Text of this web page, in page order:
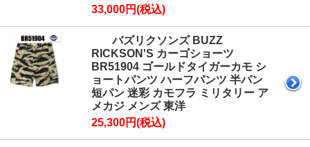
33,000円(税込)
バズリクソンズ BUZZ
RICKSON'S カーゴショーツ
BR51904 ゴールドタイガーカモ シ
ョートパンツ ハーフパンツ 半パン
短パン 迷彩 カモフラ ミリタリー ア
メカジ メンズ 東洋
25,300円(税込)